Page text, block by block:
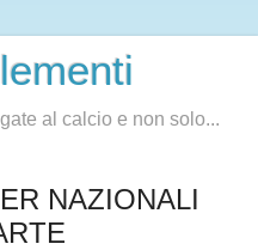
al calcio e non solo...
NAZIONALI